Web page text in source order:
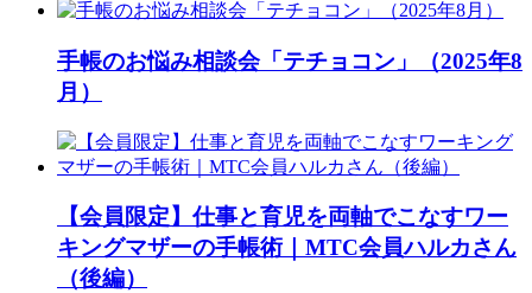
手帳のお悩み相談会「テチョコン」（2025年8
月）
【会員限定】仕事と育児を両軸でこなすワー
キングマザーの手帳術｜MTC会員ハルカさん
（後編）